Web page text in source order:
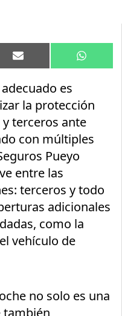
Compartir
en
Email
en
es
la protección
terceros ante
con múltiples
Pueyo
entre las
terceros y todo
adicionales
como la
vehículo de
no solo es una
también